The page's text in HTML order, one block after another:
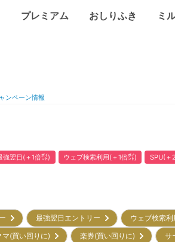
プレミアム おしりふき ミ
ンペーン情報
強翌日(＋1倍㌽) ウェブ検索利用(＋1倍㌽) SPU(＋
ー 最強翌日エントリー
ウェブ検索
マ(買い回りに) 楽券(買い回りに)
サ